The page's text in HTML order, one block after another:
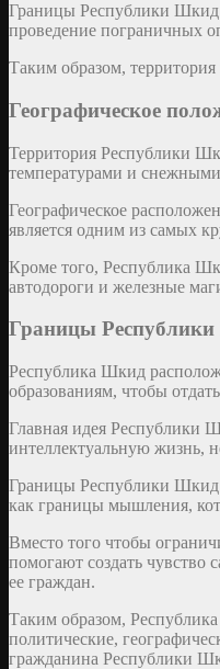
Границы Республики Шкид
проведение пограничных
Таким образом,
Географическое
Территория Республики
температурами и
Географическое
является одним из самых
Кроме того, Республика
автодороги и железные
Границы
Республика Шкид
образованиям, чтобы
Главная идея Республики
интеллектуальную жизнь,
Границы Республики Шкид
как границы мышления,
Вместо того чтобы
помогают создать
ее граждан.
Таким образом,
политические,
гражданина Республики